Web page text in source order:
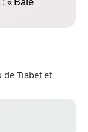
de Tiabet et